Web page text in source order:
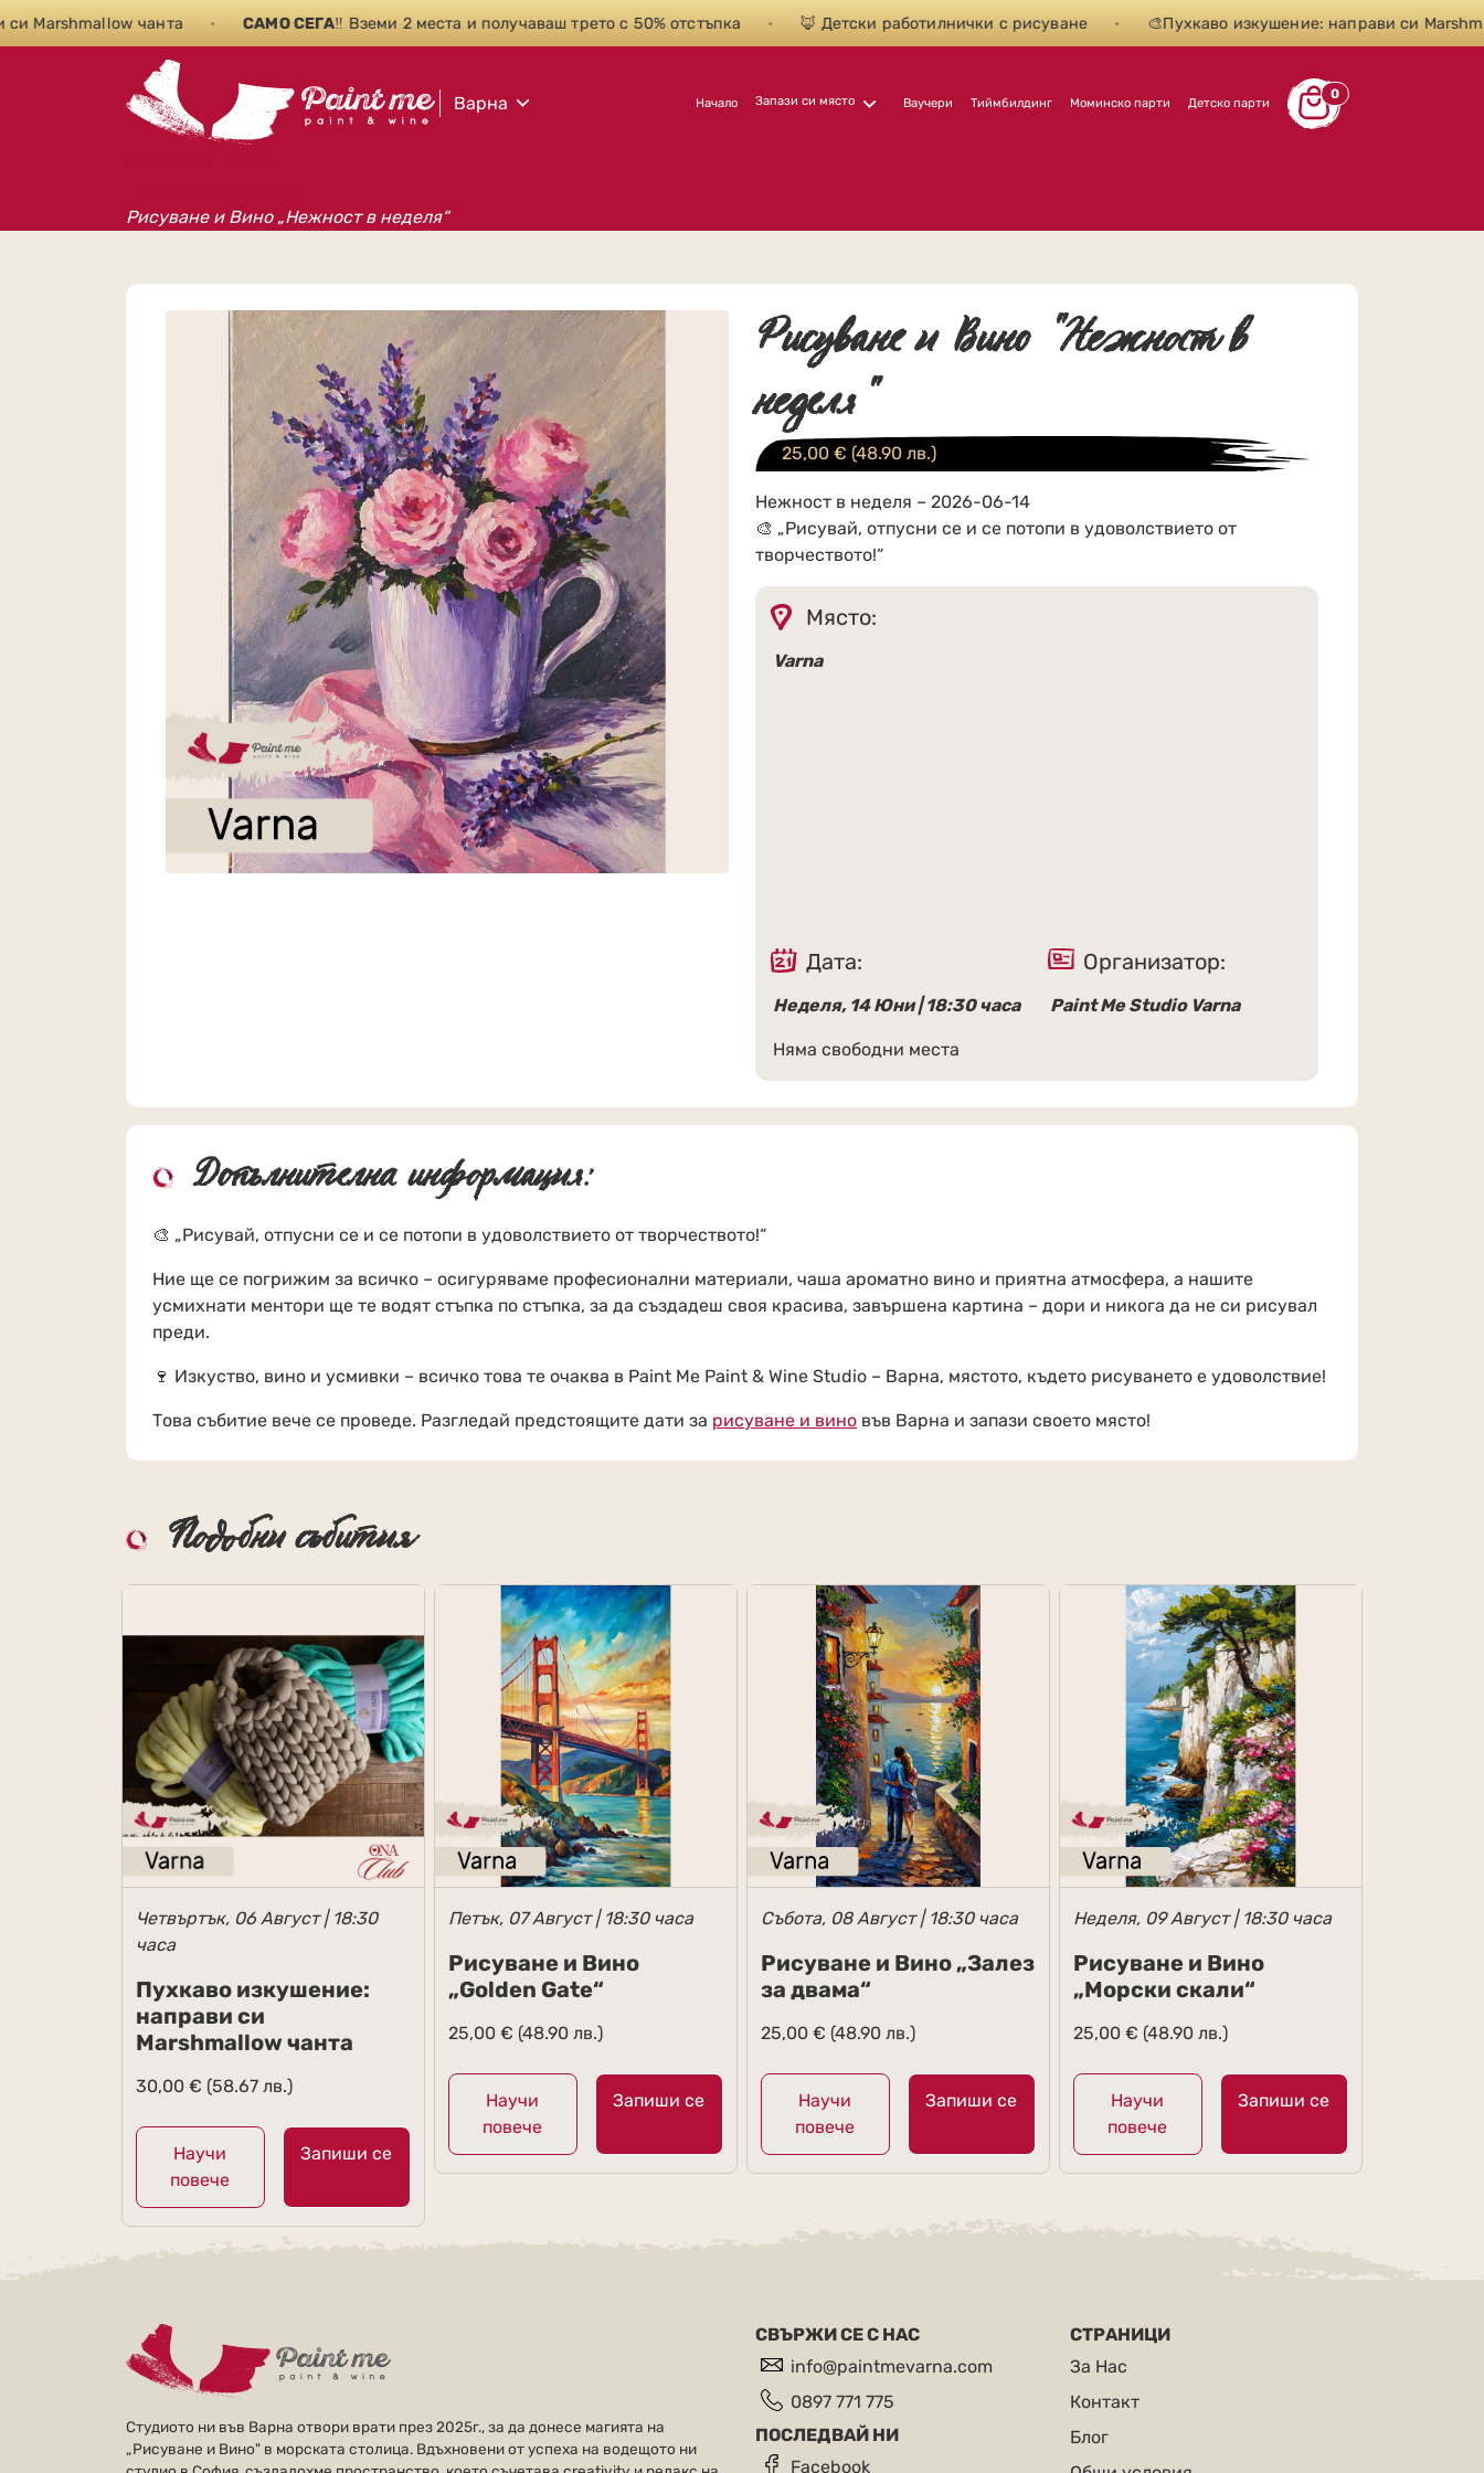
чанта • САМО СЕГА‼️ Вземи 2 места и получаваш трето с 50% отстъпка • 🦊 Детски работилнички с рисуване • 🎨Пухкаво изкушение: направи си
Варна Начало Запази си място Ваучери Тиймбилдинг Моминско парти Детско парти
0
Рисуване и Вино „Нежност в неделя“
Рисуване и Вино "Нежност в
неделя"
25,00 € (48.90 лв.)
Нежност в неделя – 2026-06-14
🎨 „Рисувай, отпусни се и се потопи в удоволствието от
творчеството!“
Място:
Varna
Дата:
Неделя, 14 Юни | 18:30 часа
Организатор:
Paint Me Studio Varna
Няма свободни места
Допълнителна информация:
🎨 „Рисувай, отпусни се и се потопи в удоволствието от творчеството!“
Ние ще се погрижим за всичко – осигуряваме професионални материали, чаша ароматно вино и приятна атмосфера, а нашите
усмихнати ментори ще те водят стъпка по стъпка, за да създадеш своя красива, завършена картина – дори и никога да не си рисувал
преди.
🍷 Изкуство, вино и усмивки – всичко това те очаква в Paint Me Paint & Wine Studio – Варна, мястото, където рисуването е удоволствие!
Това събитие вече се проведе. Разгледай предстоящите дати за рисуване и вино във Варна и запази своето място!
Подобни събития
Четвъртък, 06 Август | 18:30
часа
Пухкаво изкушение:
направи си
Marshmallow чанта
30,00 € (58.67 лв.)
Научи
повече
Запиши се
Петък, 07 Август | 18:30 часа
Рисуване и Вино
„Golden Gate“
25,00 € (48.90 лв.)
Научи
повече
Запиши се
Събота, 08 Август | 18:30 часа
Рисуване и Вино „Залез
за двама“
25,00 € (48.90 лв.)
Научи
повече
Запиши се
Неделя, 09 Август | 18:30 часа
Рисуване и Вино
„Морски скали“
25,00 € (48.90 лв.)
Научи
повече
Запиши се
Студиото ни във Варна отвори врати през 2025г., за да донесе магията на
„Рисуване и Вино" в морската столица. Вдъхновени от успеха на водещото ни
СВЪРЖИ СЕ С НАС
info@paintmevarna.com
0897 771 775
ПОСЛЕДВАЙ НИ
Facebook
СТРАНИЦИ
За Нас
Контакт
Блог